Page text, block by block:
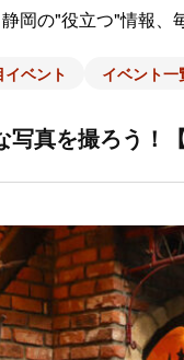
静岡の"役立つ"情報、
イベント イベント一
写真を撮ろう！